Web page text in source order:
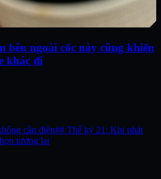
bên ngoài cốc này cũng khiến
khác đi
cần điện## Thế kỷ 21: Khi phát
tương lai